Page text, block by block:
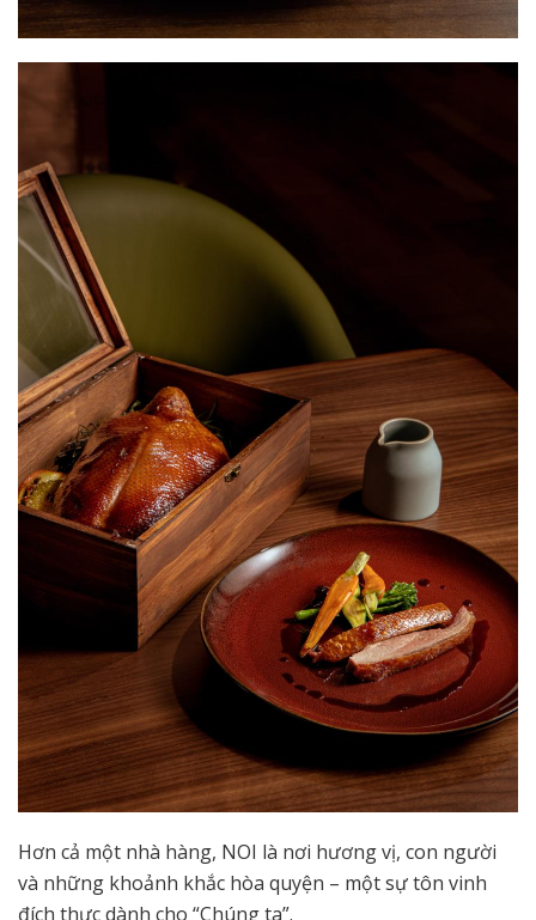
Hơn cả một nhà hàng, NOI là nơi hương vị, con người
và những khoảnh khắc hòa quyện – một sự tôn vinh
đích thực dành cho “Chúng ta”.